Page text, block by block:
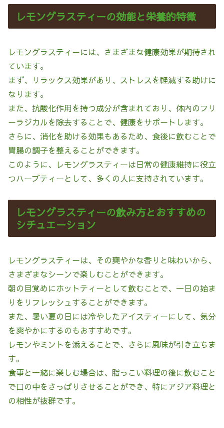
レモングラスティーの効能と栄養的特徴
レモングラスティーには、さまざまな健康効果が期待され
ています。
まず、リラックス効果があり、ストレスを軽減する助けに
なります。
また、抗酸化作用を持つ成分が含まれており、体内のフリ
ーラジカルを除去することで、健康をサポートします。
さらに、消化を助ける効果もあるため、食後に飲むことで
胃腸の調子を整えることができます。
このように、レモングラスティーは日常の健康維持に役立
つハーブティーとして、多くの人に支持されています。
レモングラスティーの飲み方とおすすめの
シチュエーション
レモングラスティーは、その爽やかな香りと味わいから、
さまざまなシーンで楽しむことができます。
朝の目覚めにホットティーとして飲むことで、一日の始ま
りをリフレッシュすることができます。
また、暑い夏の日には冷やしたアイスティーにして、気分
を爽やかにするのもおすすめです。
レモンやミントを添えることで、さらに風味が引き立ちま
す。
食事と一緒に楽しむ場合は、脂っこい料理の後に飲むこと
で口の中をさっぱりさせることができ、特にアジア料理と
の相性が抜群です。